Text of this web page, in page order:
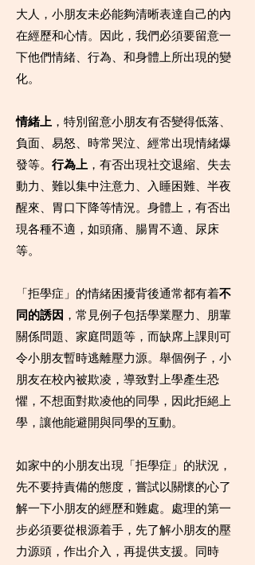
大人，小朋友未必能夠清晰表達自己的內
在經歷和心情。因此，我們必須要留意一
下他們情緒、行為、和身體上所出現的變
化。
情緒上 ，特別留意小朋友有否變得低落、
負面、易怒、時常哭泣、經常出現情緒爆
發等。 行為上 ，有否出現社交退縮、失去
動力、難以集中注意力、入睡困難、半夜
醒來、胃口下降等情況。身體上，有否出
現各種不適，如頭痛、腸胃不適、尿床
等。
「拒學症」的情緒困擾背後通常都有着不
同的誘因 ，常見例子包括學業壓力、朋輩
關係問題、家庭問題等，而缺席上課則可
令小朋友暫時逃離壓力源。舉個例子，小
朋友在校內被欺凌，導致對上學產生恐
懼，不想面對欺凌他的同學，因此拒絕上
學，讓他能避開與同學的互動。
如家中的小朋友出現「拒學症」的狀況，
先不要持責備的態度，嘗試以關懷的心了
解一下小朋友的經歷和難處。處理的第一
步必須要從根源着手，先了解小朋友的壓
力源頭，作出介入，再提供支援。同時